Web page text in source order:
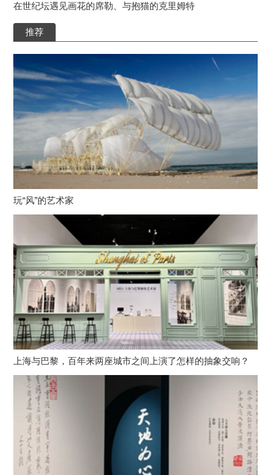
在世纪坛遇见画花的席勒、与抱猫的克里姆特
推荐
玩“风”的艺术家
上海与巴黎，百年来两座城市之间上演了怎样的抽象交响？